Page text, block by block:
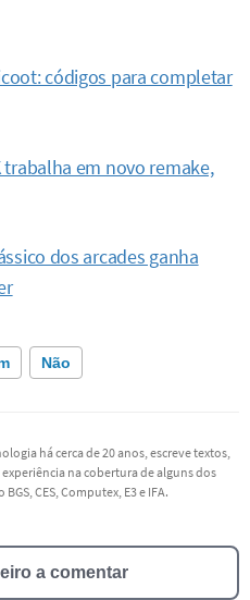
códigos para completar
trabalha em novo remake,
dos arcades ganha
Não
incorreta
que procuro
há cerca de 20 anos, escreve textos,
na cobertura de alguns dos
CES, Computex, E3 e IFA.
a comentar